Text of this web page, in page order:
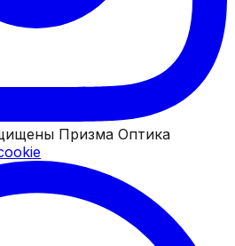
Призма Оптика